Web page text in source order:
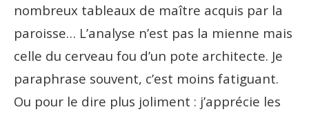
nombreux tableaux de maître acquis par la
paroisse… L’analyse n’est pas la mienne mais
celle du cerveau fou d’un pote architecte. Je
paraphrase souvent, c’est moins fatiguant.
Ou pour le dire plus joliment : j’apprécie les